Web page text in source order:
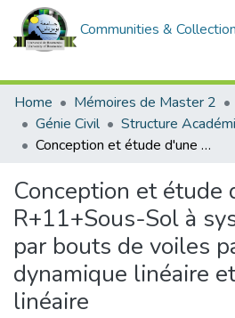
Communities &
Home
Mémoires de Master 2
Génie Civil
Structure
Conception et étude d'une tour R+11+Sous-Sol à système porteur par bouts de voiles par une analyse dynamique linéaire et statique non linéaire
Conception et étude
R+11+Sous-Sol à
par bouts de voiles
dynamique linéaire
linéaire